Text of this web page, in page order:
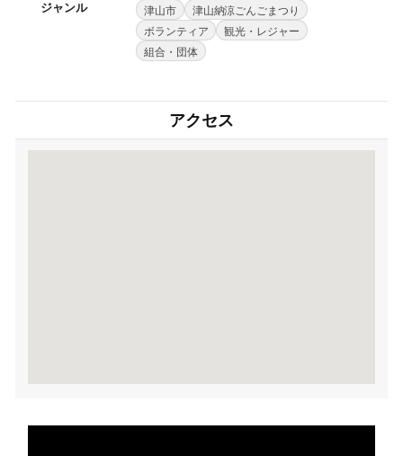
ジャンル 津山市
津山納涼ごんごまつり
ボランティア
観光・レジャー
組合・団体
アクセス